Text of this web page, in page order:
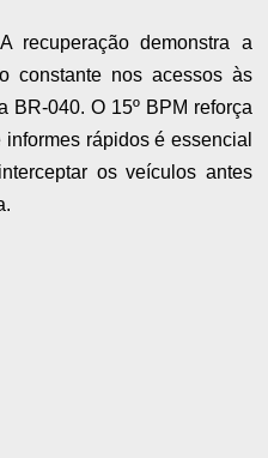
recuperação demonstra a
constante nos acessos às
BR-040. O 15º BPM reforça
rápidos é essencial
os veículos antes